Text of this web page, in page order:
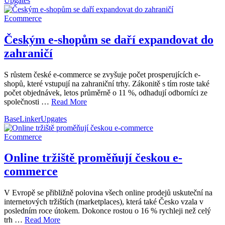
Ecommerce
Českým e-shopům se daří expandovat do
zahraničí
S růstem české e-commerce se zvyšuje počet prosperujících e-
shopů, které vstupují na zahraniční trhy. Zákonitě s tím roste také
počet objednávek, letos průměrně o 11 %, odhadují odborníci ze
společnosti … Read More
BaseLinkerUpgates
Ecommerce
Online tržiště proměňují českou e-
commerce
V Evropě se přibližně polovina všech online prodejů uskuteční na
internetových tržištích (marketplaces), která také Česko vzala v
posledním roce útokem. Dokonce rostou o 16 % rychleji než celý
trh … Read More